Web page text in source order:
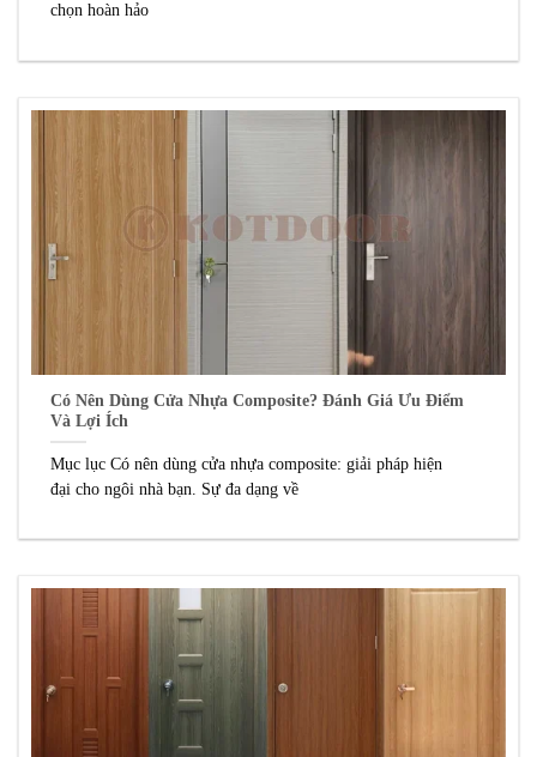
chọn hoàn hảo
Có Nên Dùng Cửa Nhựa Composite? Đánh Giá Ưu Điểm
Và Lợi Ích
Mục lục Có nên dùng cửa nhựa composite: giải pháp hiện
đại cho ngôi nhà bạn. Sự đa dạng về